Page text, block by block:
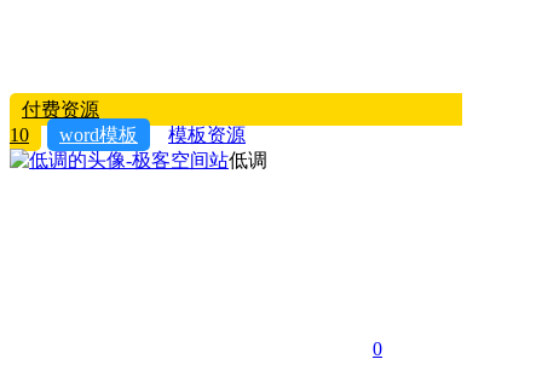
付费资源
10
word模板
模板资源
低调
0